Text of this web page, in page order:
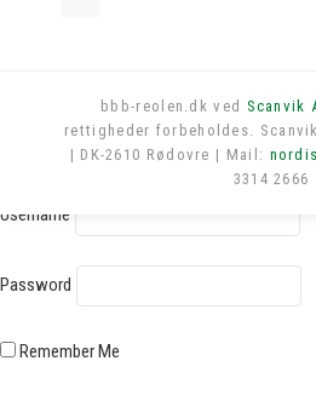
bbb-reolen.dk ved Scanvik
rettigheder forbeholdes.
| DK-2610 Rødovre | Mail:
3314 2666
Log in
Username
Password
Remember Me